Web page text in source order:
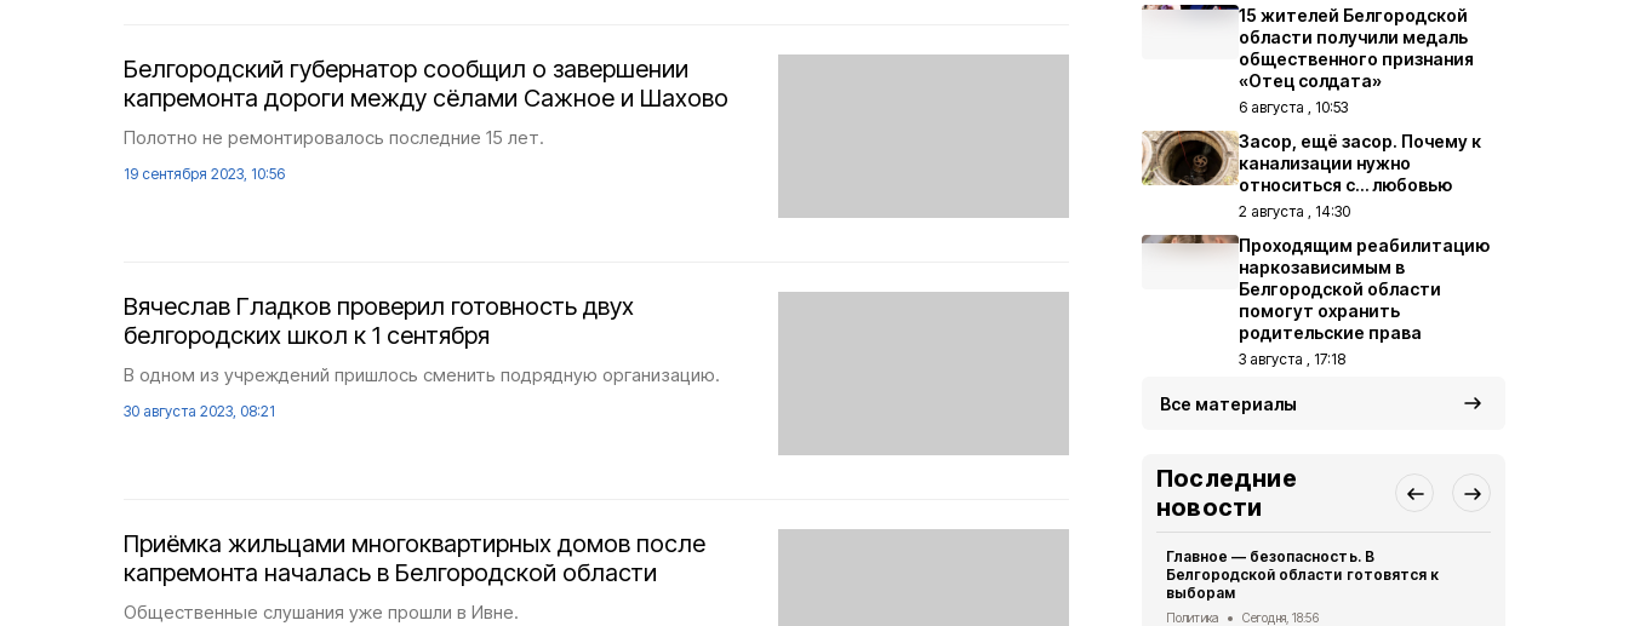
Белгородский губернатор сообщил о завершении
капремонта дороги между сёлами Сажное и Шахово
Полотно не ремонтировалось последние 15 лет.
19 сентября 2023, 10:56
Вячеслав Гладков проверил готовность двух
белгородских школ к 1 сентября
В одном из учреждений пришлось сменить подрядную организацию.
30 августа 2023, 08:21
Приёмка жильцами многоквартирных домов после
капремонта началась в Белгородской области
Общественные слушания уже прошли в Ивне.
15 жителей Белгородской
области получили медаль
общественного признания
«Отец солдата»
6 августа , 10:53
Засор, ещё засор. Почему к
канализации нужно
относиться с… любовью
2 августа , 14:30
Проходящим реабилитацию
наркозависимым в
Белгородской области
помогут охранить
родительские права
3 августа , 17:18
Все материалы
Последние
новости
Главное — безопасность. В
Белгородской области готовятся к
выборам
Политика Сегодня, 18:56